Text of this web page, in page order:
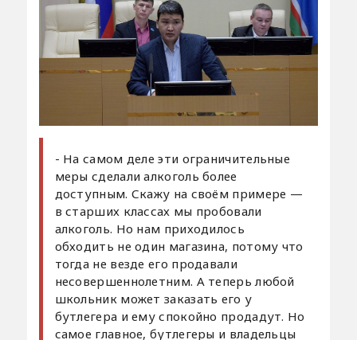
- На самом деле эти ограничительные
меры сделали алкоголь более
доступным. Скажу на своём примере —
в старших классах мы пробовали
алкоголь. Но нам приходилось
обходить не один магазина, потому что
тогда не везде его продавали
несовершеннолетним. А теперь любой
школьник может заказать его у
бутлегера и ему спокойно продадут. Но
самое главное, бутлегеры и владельцы